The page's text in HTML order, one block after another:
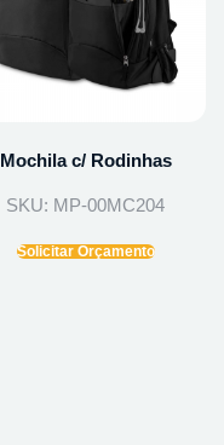
Mochila c/ Rodinhas
SKU: MP-00MC204
Solicitar Orçamento